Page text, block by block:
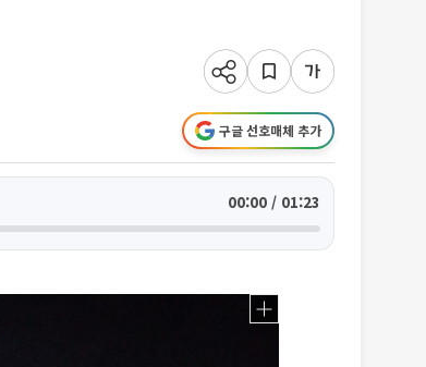
구글 선호매체 추가
00:00 / 01:23